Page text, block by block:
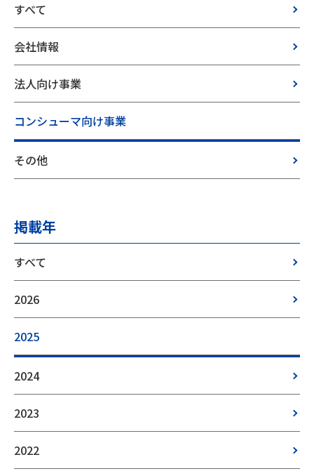
すべて
会社情報
法人向け事業
コンシューマ向け事業
その他
掲載年
すべて
2026
2025
2024
2023
2022